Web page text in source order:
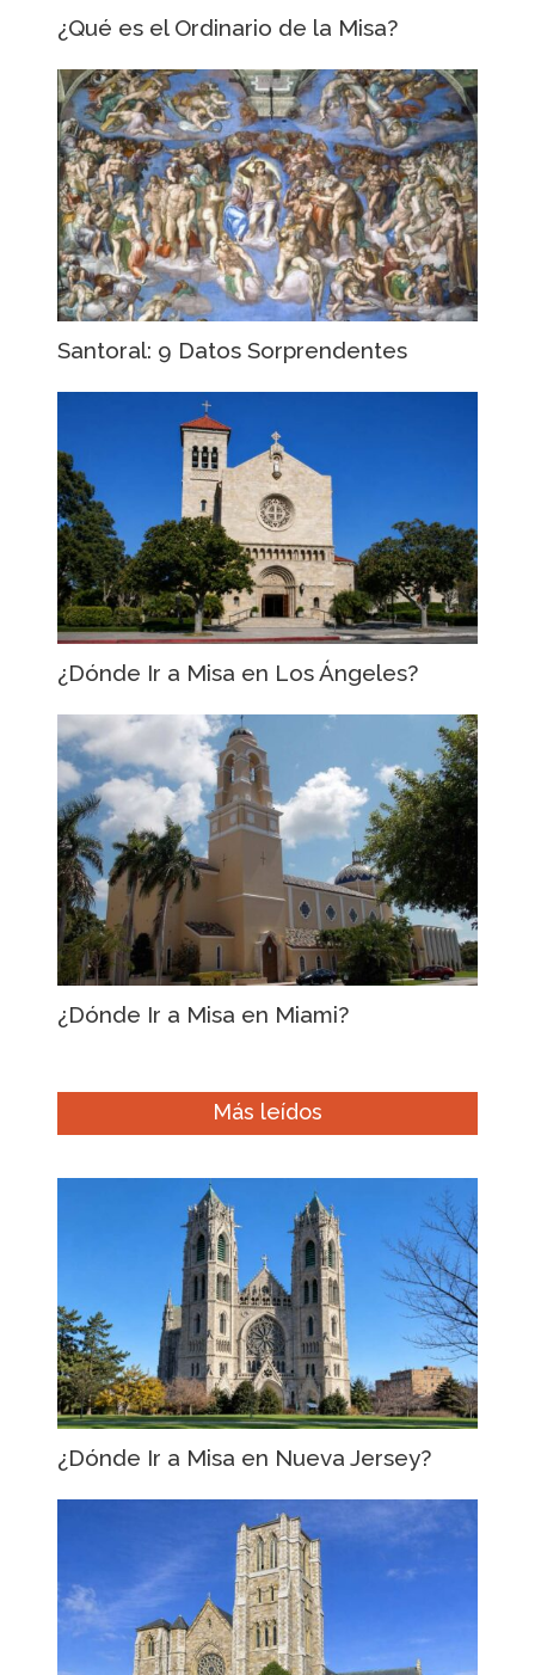
¿Qué es el Ordinario de la Misa?
Santoral: 9 Datos Sorprendentes
¿Dónde Ir a Misa en Los Ángeles?
¿Dónde Ir a Misa en Miami?
Más leídos
¿Dónde Ir a Misa en Nueva Jersey?